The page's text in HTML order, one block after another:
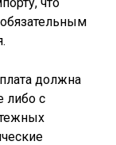
должна
либо с